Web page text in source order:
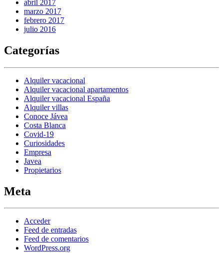
abril 2017
marzo 2017
febrero 2017
julio 2016
Categorías
Alquiler vacacional
Alquiler vacacional apartamentos
Alquiler vacacional España
Alquiler villas
Conoce Jávea
Costa Blanca
Covid-19
Curiosidades
Empresa
Javea
Propietarios
Meta
Acceder
Feed de entradas
Feed de comentarios
WordPress.org